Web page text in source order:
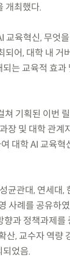
개최했다.
교육혁신, 무엇
되어, 대학 내 거
는 교육적 효과
기획된 이번
장 및 대학 관계
대학 AI 교육
균관대, 연세대,
사례를 공유하
향과 정책과제를
산, 교수자 역량
되었음.